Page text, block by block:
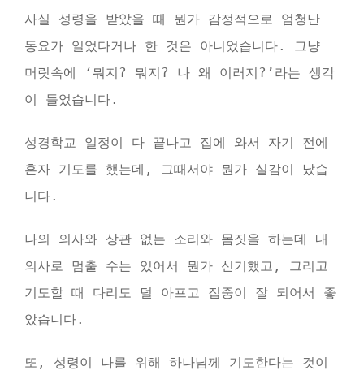
사실 성령을 받았을 때 뭔가 감정적으로 엄청난
동요가 일었다거나 한 것은 아니었습니다. 그냥
머릿속에 ‘뭐지? 뭐지? 나 왜 이러지?’라는 생각
이 들었습니다.
성경학교 일정이 다 끝나고 집에 와서 자기 전에
혼자 기도를 했는데, 그때서야 뭔가 실감이 났습
니다.
나의 의사와 상관 없는 소리와 몸짓을 하는데 내
의사로 멈출 수는 있어서 뭔가 신기했고, 그리고
기도할 때 다리도 덜 아프고 집중이 잘 되어서 좋
았습니다.
또, 성령이 나를 위해 하나님께 기도한다는 것이